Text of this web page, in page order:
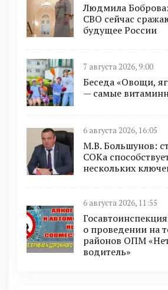
Людмила
СВО сейчас
будущее России
7 августа 2026, 9:00
Беседа «Овощи,
— самые
6 августа 2026, 16:05
М.В. Большунов:
СОКа
нескольких
6 августа 2026, 11:55
о проведении на
районов ОПМ
водитель»